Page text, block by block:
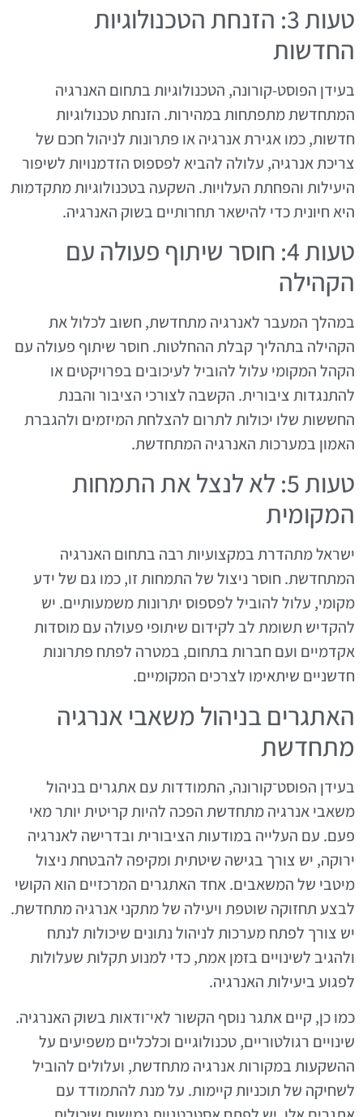
טעות 3: הזנחת הטכנולוגיות
החדשות
בעידן הפוסט-קורונה, הטכנולוגיות בתחום האנרגיה
המתחדשת מתפתחות במהירות. הזנחת טכנולוגיות
חדשות, כמו אגירת אנרגיה או פתרונות לניהול חכם של
צריכת אנרגיה, עלולה להביא לפספוס הזדמנויות לשיפור
היעילות והפחתת העלויות. השקעה בטכנולוגיות מתקדמות
היא חיונית כדי להישאר תחרותיים בשוק האנרגיה.
טעות 4: חוסר שיתוף פעולה עם
הקהילה
במהלך המעבר לאנרגיה מתחדשת, חשוב לכלול את
הקהילה בתהליך קבלת ההחלטות. חוסר שיתוף פעולה עם
הקהל המקומי עלול להוביל לעיכובים בפרויקטים או
להתנגדות ציבורית. הקשבה לצורכי הציבור והבנת
החששות שלו יכולות לתרום להצלחת המיזמים ולהגברת
האמון במערכות האנרגיה המתחדשת.
טעות 5: לא לנצל את התמחות
המקומית
ישראל מתהדרת במקצועיות רבה בתחום האנרגיה
המתחדשת. חוסר ניצול של התמחות זו, כמו גם של ידע
מקומי, עלול להוביל לפספוס יתרונות משמעותיים. יש
להקדיש תשומת לב לקידום שיתופי פעולה עם מוסדות
אקדמיים ועם חברות בתחום, במטרה לפתח פתרונות
חדשניים שיתאימו לצרכים המקומיים.
האתגרים בניהול משאבי אנרגיה
מתחדשת
בעידן הפוסט־קורונה, התמודדות עם אתגרים בניהול
משאבי אנרגיה מתחדשת הפכה להיות קריטית יותר מאי
פעם. עם העלייה במודעות הציבורית ובדרישה לאנרגיה
ירוקה, יש צורך בגישה שיטתית ומקיפה להבטחת ניצול
מיטבי של המשאבים. אחד האתגרים המרכזיים הוא הקושי
לבצע תחזוקה שוטפת ויעילה של מתקני אנרגיה מתחדשת.
יש צורך לפתח מערכות לניהול נתונים שיכולות לנתח
ולהגיב לשינויים בזמן אמת, כדי למנוע תקלות שעלולות
לפגוע ביעילות האנרגיה.
כמו כן, קיים אתגר נוסף הקשור לאי־ודאות בשוק האנרגיה.
שינויים רגולטוריים, טכנולוגיים וכלכליים משפיעים על
ההשקעות במקורות אנרגיה מתחדשת, ועלולים להוביל
לשחיקה של תוכניות קיימות. על מנת להתמודד עם